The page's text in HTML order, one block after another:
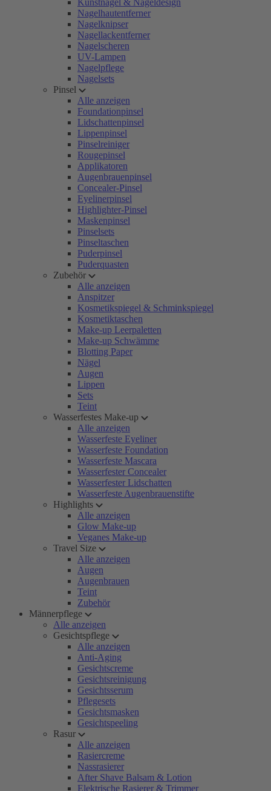
Kunstnägel & Nageldesign
Nagelhautentferner
Nagelknipser
Nagellackentferner
Nagelscheren
UV-Lampen
Nagelpflege
Nagelsets
Pinsel
Alle anzeigen
Foundationpinsel
Lidschattenpinsel
Lippenpinsel
Pinselreiniger
Rougepinsel
Applikatoren
Augenbrauenpinsel
Concealer-Pinsel
Eyelinerpinsel
Highlighter-Pinsel
Maskenpinsel
Pinselsets
Pinseltaschen
Puderpinsel
Puderquasten
Zubehör
Alle anzeigen
Anspitzer
Kosmetikspiegel & Schminkspiegel
Kosmetiktaschen
Make-up Leerpaletten
Make-up Schwämme
Blotting Paper
Nägel
Augen
Lippen
Sets
Teint
Wasserfestes Make-up
Alle anzeigen
Wasserfeste Eyeliner
Wasserfeste Foundation
Wasserfeste Mascara
Wasserfester Concealer
Wasserfester Lidschatten
Wasserfeste Augenbrauenstifte
Highlights
Alle anzeigen
Glow Make-up
Veganes Make-up
Travel Size
Alle anzeigen
Augen
Augenbrauen
Teint
Zubehör
Männerpflege
Alle anzeigen
Gesichtspflege
Alle anzeigen
Anti-Aging
Gesichtscreme
Gesichtsreinigung
Gesichtsserum
Pflegesets
Gesichtsmasken
Gesichtspeeling
Rasur
Alle anzeigen
Rasiercreme
Nassrasierer
After Shave Balsam & Lotion
Elektrische Rasierer & Trimmer